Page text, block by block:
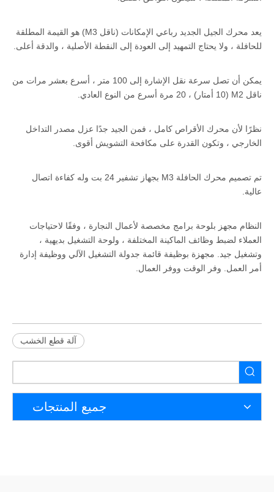
يعد محرك الجيل الجديد رباعي الإمكانات (ناقل M3) هو القيمة المطلقة
للحافلة ، ولا يحتاج التمهيد إلى العودة إلى النقطة الأصلية ، والدقة أعلى.
يمكن أن تصل سرعة نقل الإشارة إلى 100 متر ، أسرع بعشر مرات من
ناقل M2 (10 أمتار) ، 20 مرة أسرع من النوع العادي.
نظرًا لأن محرك الأقراص كامل ، فمن الجيد جدًا عزل مصدر التداخل
الخارجي ، وتكون القدرة على مكافحة التشويش أقوى.
تم تصميم محرك الحافلة M3 بجهاز تشفير 24 بت وله كفاءة اتصال
عالية.
النظام مجهز بلوحة برامج مخصصة لأعمال النجارة ، وفقًا لاحتياجات
العملاء لضبط وظائف الماكينة المختلفة ، ولوحة التشغيل بديهية ،
وتشغيل جيد. مجهزة بوظيفة قائمة جدولة التشغيل الآلي ووظيفة إدارة
أمر العمل. وفر الوقت ووفر العمال.
آلة قطع الخشب
جميع المنتجات